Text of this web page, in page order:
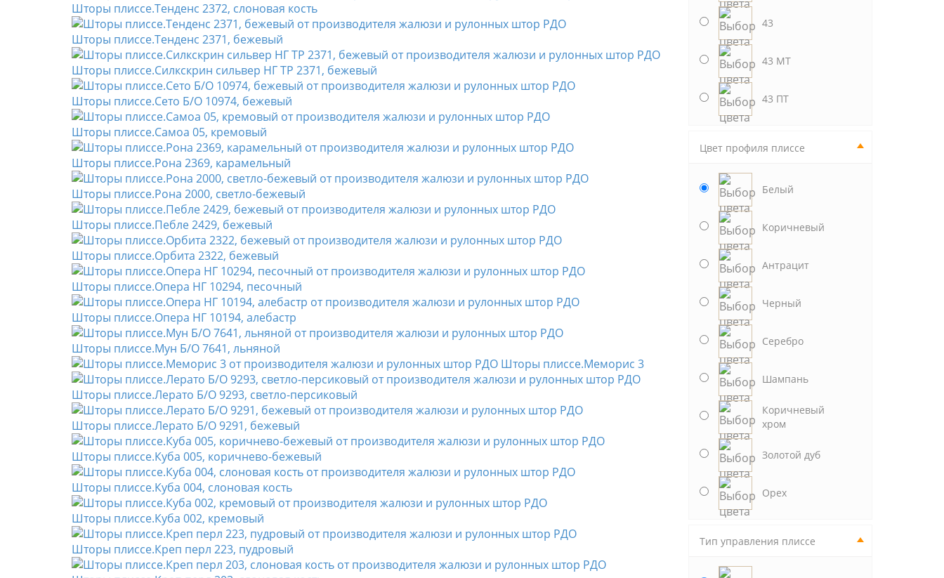
43
43 МТ
43 ПТ
Цвет профиля плиссе
Белый
Коричневый
Антрацит
Черный
Серебро
Шампань
Коричневый
хром
Золотой дуб
Орех
Тип управления плиссе
Шторы плиссе.Тенденс 2372, слоновая кость
Шторы плиссе.Тенденс 2371, бежевый
Шторы плиссе.Силкскрин сильвер НГ TP 2371, бежевый
Шторы плиссе.Сето Б/О 10974, бежевый
Шторы плиссе.Самоа 05, кремовый
Шторы плиссе.Рона 2369, карамельный
Шторы плиссе.Рона 2000, светло-бежевый
Шторы плиссе.Пебле 2429, бежевый
Шторы плиссе.Орбита 2322, бежевый
Шторы плиссе.Опера НГ 10294, песочный
Шторы плиссе.Опера НГ 10194, алебастр
Шторы плиссе.Мун Б/О 7641, льняной
Шторы плиссе.Меморис 3
Шторы плиссе.Лерато Б/О 9293, светло-персиковый
Шторы плиссе.Лерато Б/О 9291, бежевый
Шторы плиссе.Куба 005, коричнево-бежевый
Шторы плиссе.Куба 004, слоновая кость
Шторы плиссе.Куба 002, кремовый
Шторы плиссе.Креп перл 223, пудровый